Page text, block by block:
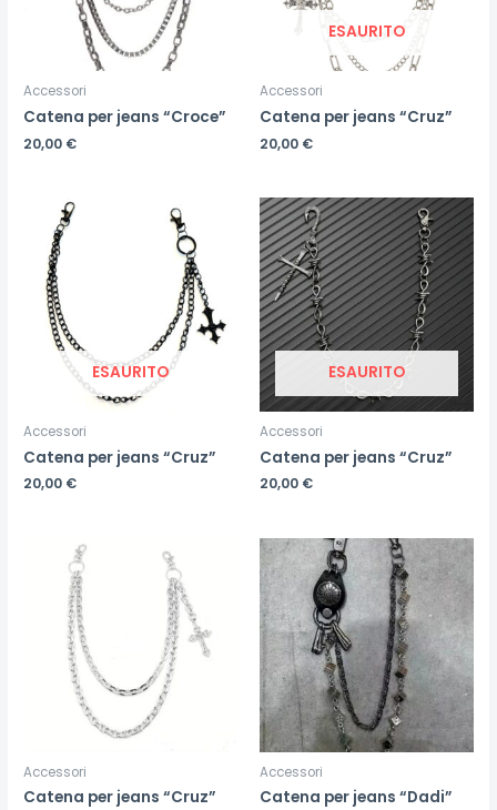
Accessori
Catena per jeans “Croce”
20,00 €
ESAURITO
Accessori
Catena per jeans “Cruz”
20,00 €
ESAURITO
Accessori
Catena per jeans “Cruz”
20,00 €
ESAURITO
Accessori
Catena per jeans “Cruz”
20,00 €
Accessori
Catena per jeans “Cruz”
Accessori
Catena per jeans “Dadi”